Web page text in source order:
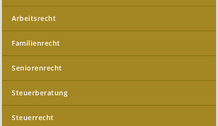
Arbeitsrecht
Familienrecht
Seniorenrecht
Steuerberatung
Steuerrecht